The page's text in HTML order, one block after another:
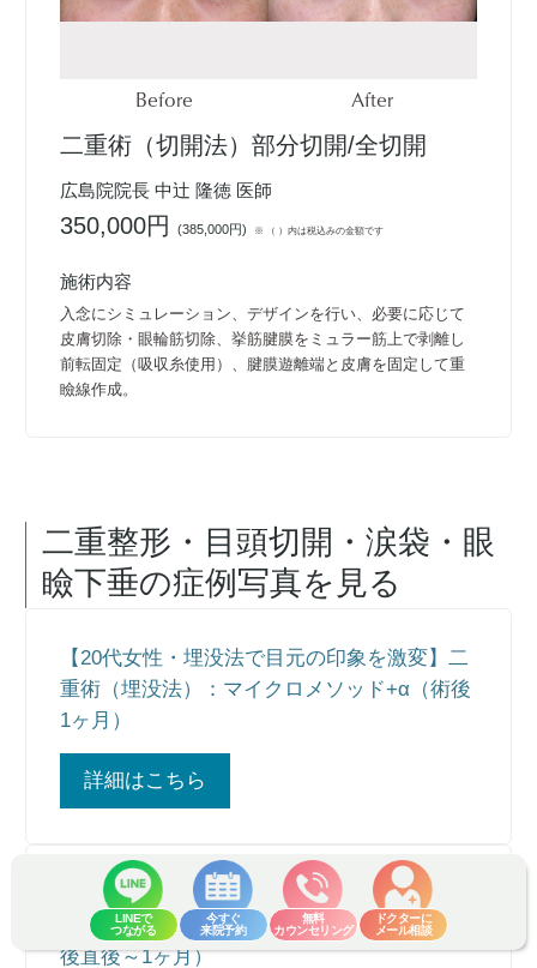
LINEで
つながる
今すぐ
来院予約
無料
カウンセリング
ドクターに
メール相談
Before After
二重術（切開法）部分切開/全切開
広島院院長 中辻 隆徳 医師
350,000円(385,000円) ※ （ ）内は税込みの金額です
施術内容
入念にシミュレーション、デザインを行い、必要に応じて
皮膚切除・眼輪筋切除、挙筋腱膜をミュラー筋上で剥離し
前転固定（吸収糸使用）、腱膜遊離端と皮膚を固定して重
瞼線作成。
二重整形・目頭切開・涙袋・眼
瞼下垂の症例写真を見る
【20代女性・埋没法で目元の印象を激変】二
重術（埋没法）：マイクロメソッド+α（術後
1ヶ月）
詳細はこちら
【20代女性・お目元をスッキリ可愛く仕上げ
ます】二重術（切開法）部分切開/全切開（術
後直後～1ヶ月）